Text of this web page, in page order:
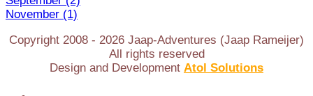
November (1)
Copyright 2008 - 2026 Jaap-Adventures (Jaap Rameijer)
All rights reserved
Design and Development Atol Solutions